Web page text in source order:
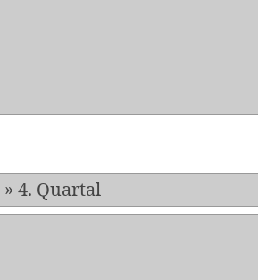
» 4. Quartal